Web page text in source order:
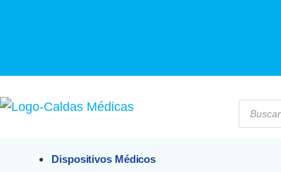
Dispositivos Médicos